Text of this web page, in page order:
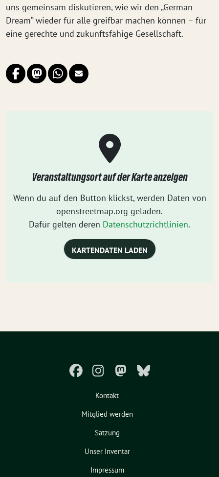
uns gemeinsam diskutieren, wie wir den „German
Dream“ wieder für alle greifbar machen können – für
eine gerechte und zukunftsfähige Gesellschaft.
Veranstaltungsort auf der Karte anzeigen
Wenn du auf den Button klickst, werden Daten von
openstreetmap.org geladen.
Dafür gelten deren Datenschutzrichtlinien.
KARTENDATEN LADEN
Kontakt
Mitglied werden
Satzung
Unser Inventar
Impressum